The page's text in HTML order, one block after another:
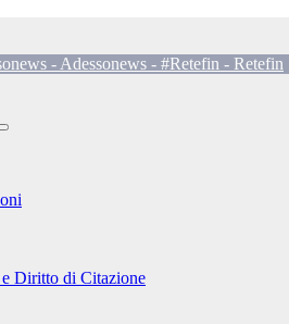
- Adessonews - #Retefin - Retefin
Diritto di Citazione